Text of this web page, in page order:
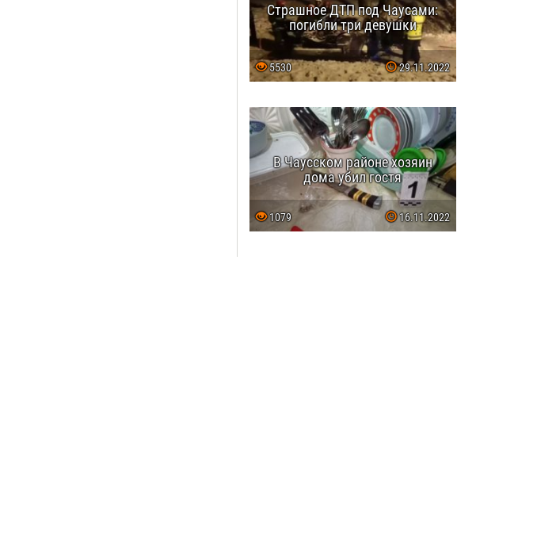
Страшное ДТП под Чаусами:
погибли три девушки
5530 29.11.2022
В Чаусском районе хозяин
дома убил гостя
1079 16.11.2022